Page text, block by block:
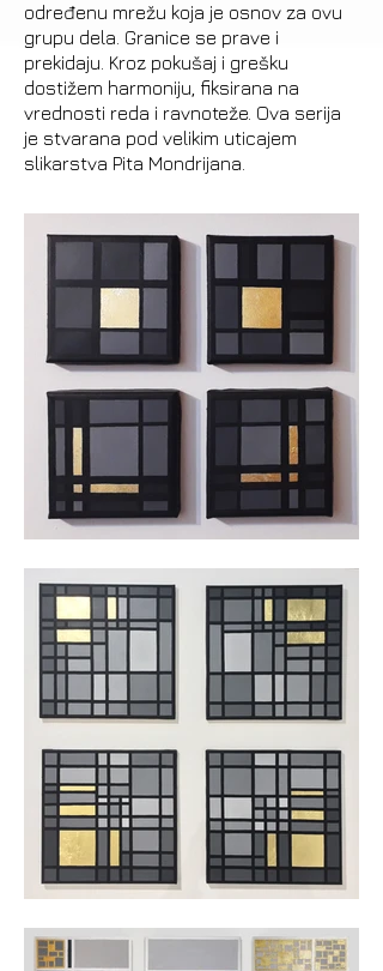
određenu mrežu koja je osnov za ovu
grupu dela. Granice se prave i
prekidaju. Kroz pokušaj i grešku
dostižem harmoniju, fiksirana na
vrednosti reda i ravnoteže. Ova serija
je stvarana pod velikim uticajem
slikarstva Pita Mondrijana.